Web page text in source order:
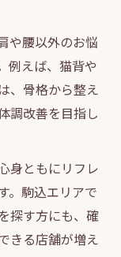
や腰以外のお悩
例えば、猫背や
、骨格から整え
調改善を目指し
身ともにリフレ
。駒込エリアで
探す方にも、確
きる店舗が増え